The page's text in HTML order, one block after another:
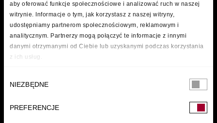
aby oferować funkcje społecznościowe i analizować ruch w naszej
witrynie. Informacje o tym, jak korzystasz z naszej witryny,
udostępniamy partnerom społecznościowym, reklamowym i
analitycznym. Partnerzy mogą połączyć te informacje z innymi
danymi otrzymanymi od Ciebie lub uzyskanymi podczas korzystania
z ich usług.
zgody
NIEZBĘDNE
PREFERENCJE